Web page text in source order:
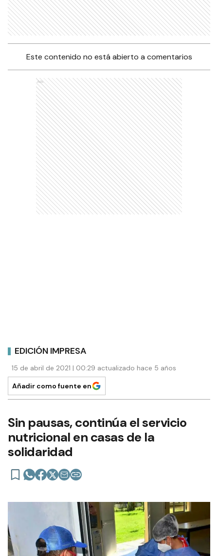
Este contenido no está abierto a comentarios
Ads
EDICIÓN IMPRESA
15 de abril de 2021 | 00:29 actualizado hace 5 años
Añadir como fuente en
Sin pausas, continúa el servicio
nutricional en casas de la
solidaridad